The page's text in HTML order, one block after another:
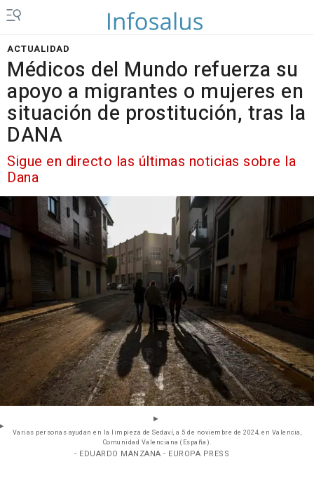
ACTUALIDAD
Médicos del Mundo refuerza su
apoyo a migrantes o mujeres en
situación de prostitución, tras la
DANA
Sigue en directo las últimas noticias sobre la
Dana
Varias personas ayudan en la limpieza de Sedaví, a 5 de noviembre de 2024, en Valencia,
Comunidad Valenciana (España).
- EDUARDO MANZANA - EUROPA PRESS